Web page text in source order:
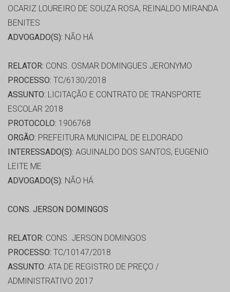
OCARIZ LOUREIRO DE SOUZA ROSA, REINALDO MIRANDA
BENITES
ADVOGADO(S): NÃO HÁ
RELATOR: CONS. OSMAR DOMINGUES JERONYMO
PROCESSO: TC/6130/2018
ASSUNTO: LICITAÇÃO E CONTRATO DE TRANSPORTE
ESCOLAR 2018
PROTOCOLO: 1906768
ORGÃO: PREFEITURA MUNICIPAL DE ELDORADO
INTERESSADO(S): AGUINALDO DOS SANTOS, EUGENIO
LEITE ME
ADVOGADO(S): NÃO HÁ
CONS. JERSON DOMINGOS
RELATOR: CONS. JERSON DOMINGOS
PROCESSO: TC/10147/2018
ASSUNTO: ATA DE REGISTRO DE PREÇO /
ADMINISTRATIVO 2017